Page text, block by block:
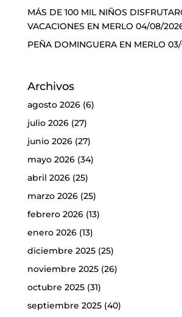
MÁS DE 100 MIL NIÑOS
VACACIONES EN MERLO 04/08/
PEÑA DOMINGUERA EN MERLO
Archivos
agosto 2026(6)
julio 2026(27)
junio 2026(27)
mayo 2026(34)
abril 2026(25)
marzo 2026(25)
febrero 2026(13)
enero 2026(13)
diciembre 2025(25)
noviembre 2025(26)
octubre 2025(31)
septiembre 2025(40)